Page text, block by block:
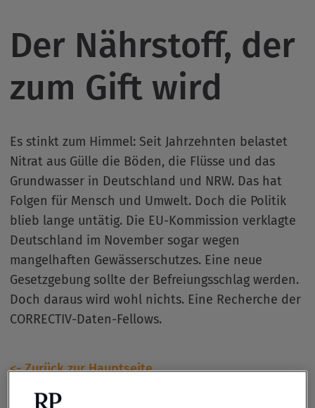
Der Nährstoff, der
zum Gift wird
Es stinkt zum Himmel: Seit Jahrzehnten belastet
Nitrat aus Gülle die Böden, die Flüsse und das
Grundwasser in Deutschland und NRW. Das hat
Folgen für Mensch und Umwelt. Doch die Politik
blieb lange untätig. Die EU-Kommission verklagte
Deutschland im November sogar wegen
mangelhaften Gewässerschutzes. Eine neue
Gesetzgebung sollte der Befreiungsschlag werden.
Doch daraus wird wohl nichts. Eine Recherche der
CORRECTIV-Daten-Fellows.
<- Zurück zur Hauptseite